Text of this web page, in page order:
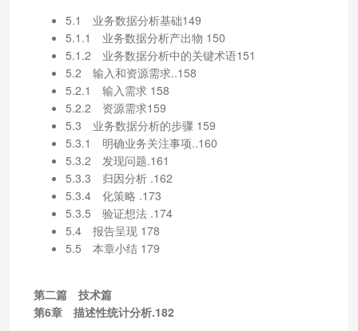
5.1 业务数据分析基础149
5.1.1 业务数据分析产出物 150
5.1.2 业务数据分析中的关键术语151
5.2 输入和资源需求..158
5.2.1 输入需求 158
5.2.2 资源需求159
5.3 业务数据分析的步骤 159
5.3.1 明确业务关注事项..160
5.3.2 发现问题.161
5.3.3 归因分析 .162
5.3.4 化策略 .173
5.3.5 验证想法 .174
5.4 报告呈现 178
5.5 本章小结 179
第二篇 技术篇
第6章 描述性统计分析.182